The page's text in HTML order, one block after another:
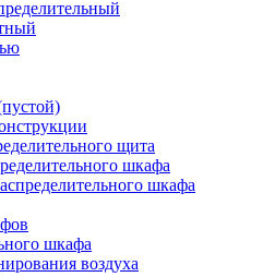
щита
шкафа
шкафа
шкафа
воздуха